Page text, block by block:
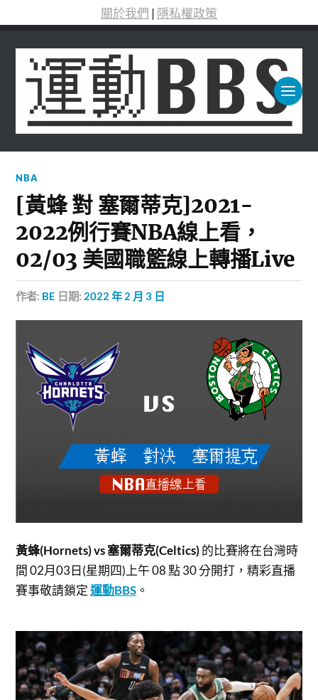
關於我們 | 隱私權政策
NBA
[黃蜂 對 塞爾蒂克]2021-
2022例行賽NBA線上看，
02/03 美國職籃線上轉播Live
作者: BE 日期: 2022 年 2 月 3 日
黃蜂(Hornets) vs 塞爾蒂克(Celtics)的比賽將在台灣時
間 02月03日(星期四)上午 08 點 30 分開打，精彩直播
賽事敬請鎖定運動BBS 。